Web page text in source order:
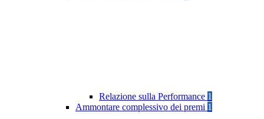
Relazione sulla Performance 1
Ammontare complessivo dei premi 1